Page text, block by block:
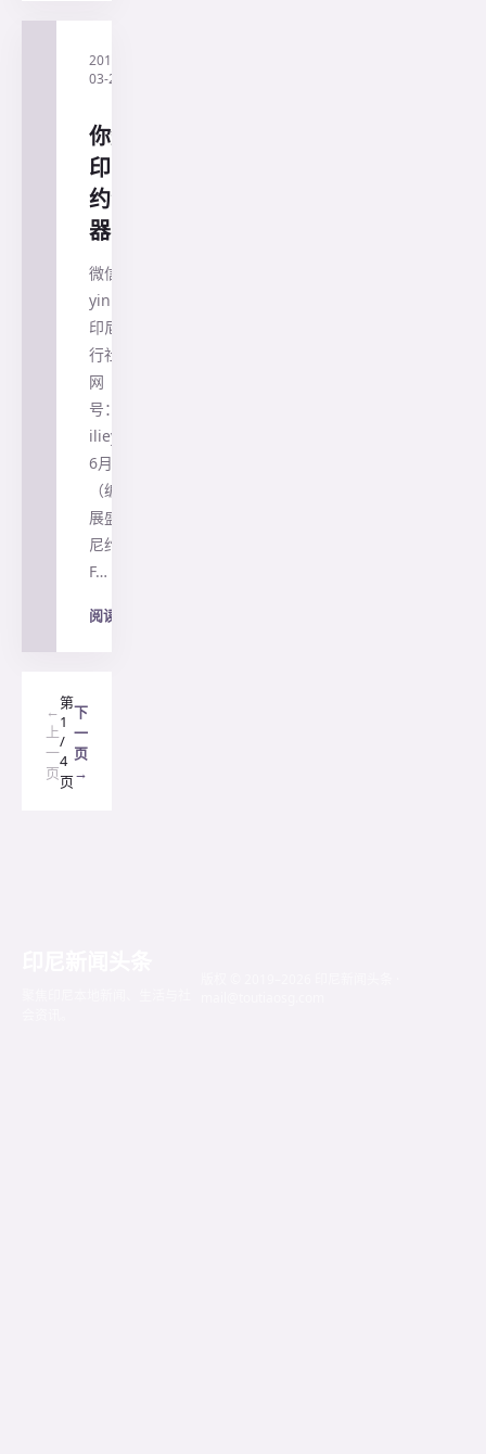
2019-
03-21
你知道
印尼的
约会神
器吗?
微信客服：
yinnijipiao
印尼兰花旅
行社 猎云
网（微信
号：
ilieyun）】
6月1日报道
（编译：叶
展盛） 印
尼约会平台
F…
阅读全文
←
上
一
页
第
1
/
4
页
下
一
页
→